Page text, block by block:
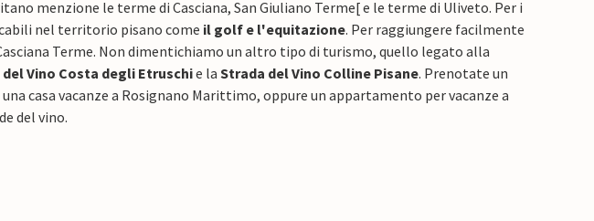
menzione le terme di Casciana, San Giuliano Terme[e le terme di Uliveto. Per i
nel territorio pisano come il golf e l'equitazione. Per raggiungere facilmente
Terme. Non dimentichiamo un altro tipo di turismo, quello legato alla
Vino Costa degli Etruschie la Strada del Vino Colline Pisane. Prenotate un
casa vacanze a Rosignano Marittimo, oppure un appartamento per vacanze a
del vino.